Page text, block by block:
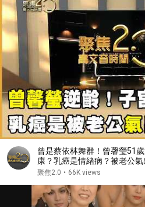
曾是蔡依林舞群！曾馨瑩51
康？乳癌是情緒病？被老公
636集
聚焦2.0 • 66K views